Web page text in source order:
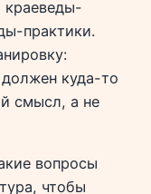
краеведы-
практики.
куда-то
смысл, а не
вопросы
чтобы